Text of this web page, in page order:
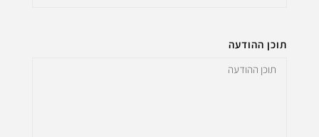
תוכן ההודעה